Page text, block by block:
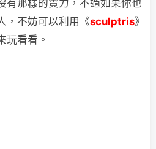
有那樣的實力，不過如果你也
，不妨可以利用《sculptris》
玩看看。